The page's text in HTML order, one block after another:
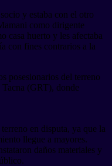
y estaba con el otro
como dirigente
casa huerto y les afectaba
con fines contrarios a la
posesionarios del terreno
(GRT), donde
en disputa, ya que la
llegue a mayores.
daños materiales y